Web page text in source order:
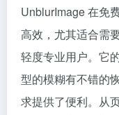
UnblurImage 在免
高效，尤其适合需
轻度专业用户。它
型的模糊有不错的
求提供了便利。从